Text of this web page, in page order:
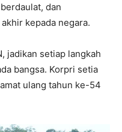
dan
kepada negara.
jadikan setiap langkah
bangsa. Korpri setia
ulang tahun ke-54